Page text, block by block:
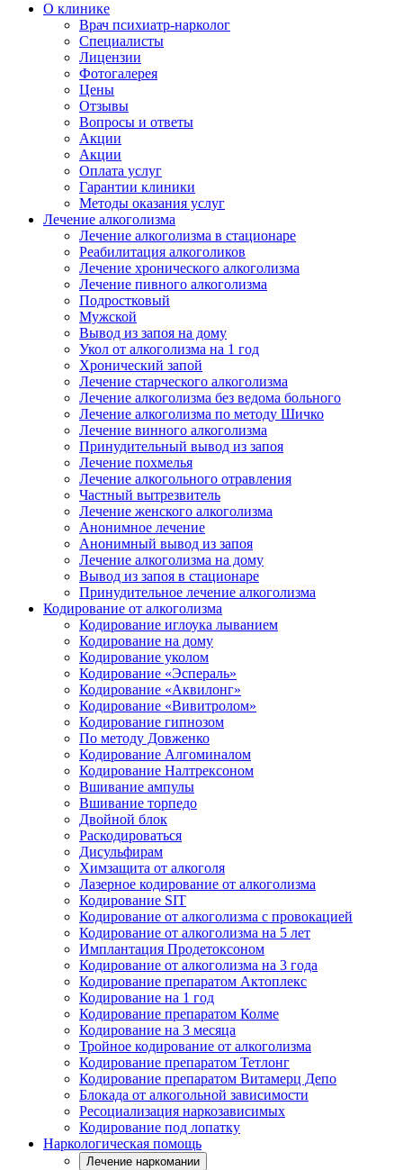
О клинике
Врач психиатр-нарколог
Специалисты
Лицензии
Фотогалерея
Цены
Отзывы
Вопросы и ответы
Акции
Акции
Оплата услуг
Гарантии клиники
Методы оказания услуг
Лечение алкоголизма
Лечение алкоголизма в стационаре
Реабилитация алкоголиков
Лечение хронического алкоголизма
Лечение пивного алкоголизма
Подростковый
Мужской
Вывод из запоя на дому
Укол от алкоголизма на 1 год
Хронический запой
Лечение старческого алкоголизма
Лечение алкоголизма без ведома больного
Лечение алкоголизма по методу Шичко
Лечение винного алкоголизма
Принудительный вывод из запоя
Лечение похмелья
Лечение алкогольного отравления
Частный вытрезвитель
Лечение женского алкоголизма
Анонимное лечение
Анонимный вывод из запоя
Лечение алкоголизма на дому
Вывод из запоя в стационаре
Принудительное лечение алкоголизма
Кодирование от алкоголизма
Кодирование иглоука лыванием
Кодирование на дому
Кодирование уколом
Кодирование «Эспераль»
Кодирование «Аквилонг»
Кодирование «Вивитролом»
Кодирование гипнозом
По методу Довженко
Кодирование Алгоминалом
Кодирование Налтрексоном
Вшивание ампулы
Вшивание торпедо
Двойной блок
Раскодироваться
Дисульфирам
Химзащита от алкоголя
Лазерное кодирование от алкоголизма
Кодирование SIT
Кодирование от алкоголизма с провокацией
Кодирование от алкоголизма на 5 лет
Имплантация Продетоксоном
Кодирование от алкоголизма на 3 года
Кодирование препаратом Актоплекс
Кодирование на 1 год
Кодирование препаратом Колме
Кодирование на 3 месяца
Тройное кодирование от алкоголизма
Кодирование препаратом Тетлонг
Кодирование препаратом Витамерц Депо
Блокада от алкогольной зависимости
Ресоциализация наркозависимых
Кодирование под лопатку
Наркологическая помощь
Лечение наркомании